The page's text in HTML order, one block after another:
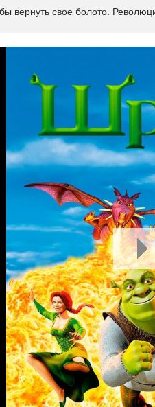
вернуть свое болото.